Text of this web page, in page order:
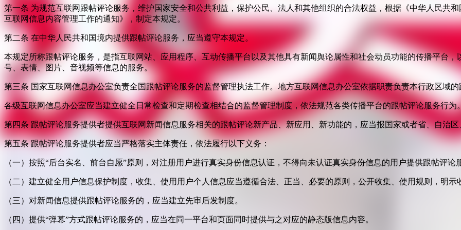
第一条 为规范互联网跟帖评论服务，维护国家安全和公共利益，保护公民、法人和其他组织的合法权益，根据《中华人民共
互联网信息内容管理工作的通知》，制定本规定。
第二条 在中华人民共和国境内提供跟帖评论服务，应当遵守本规定。
本规定所称跟帖评论服务，是指互联网站、应用程序、互动传播平台以及其他具有新闻舆论属性和社会动员功能的传播平台
号、表情、图片、音视频等信息的服务。
第三条 国家互联网信息办公室负责全国跟帖评论服务的监督管理执法工作。地方互联网信息办公室依据职责负责本行政区域
各级互联网信息办公室应当建立健全日常检查和定期检查相结合的监督管理制度，依法规范各类传播平台的跟帖评论服务行为
第四条 跟帖评论服务提供者提供互联网新闻信息服务相关的跟帖评论新产品、新应用、新功能的，应当报国家或者省、自治
第五条 跟帖评论服务提供者应当严格落实主体责任，依法履行以下义务：
（一）按照“后台实名、前台自愿”原则，对注册用户进行真实身份信息认证，不得向未认证真实身份信息的用户提供跟帖评论
（二）建立健全用户信息保护制度，收集、使用用户个人信息应当遵循合法、正当、必要的原则，公开收集、使用规则，明
（三）对新闻信息提供跟帖评论服务的，应当建立先审后发制度。
（四）提供“弹幕”方式跟帖评论服务的，应当在同一平台和页面同时提供与之对应的静态版信息内容。